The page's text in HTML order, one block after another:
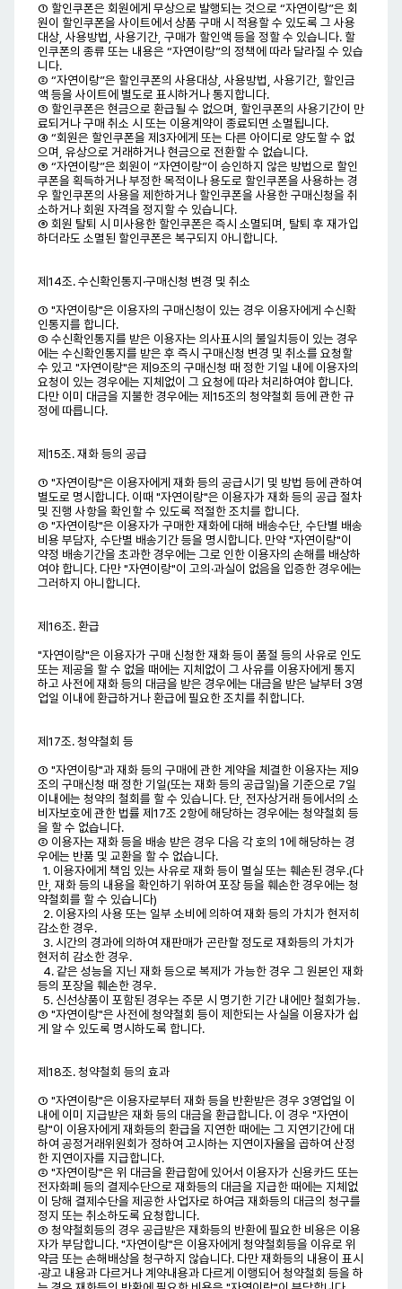
① 할인쿠폰은 회원에게 무상으로 발행되는 것으로 “자연이랑”은 회
원이 할인쿠폰을 사이트에서 상품 구매 시 적용할 수 있도록 그 사용
대상, 사용방법, 사용기간, 구매가 할인액 등을 정할 수 있습니다. 할
인쿠폰의 종류 또는 내용은 “자연이랑”의 정책에 따라 달라질 수 있습
니다.
② “자연이랑”은 할인쿠폰의 사용대상, 사용방법, 사용기간, 할인금
액 등을 사이트에 별도로 표시하거나 통지합니다.
③ 할인쿠폰은 현금으로 환급될 수 없으며, 할인쿠폰의 사용기간이 만
료되거나 구매 취소 시 또는 이용계약이 종료되면 소멸됩니다.
④ “회원은 할인쿠폰을 제3자에게 또는 다른 아이디로 양도할 수 없
으며, 유상으로 거래하거나 현금으로 전환할 수 없습니다.
⑤ “자연이랑”은 회원이 “자연이랑”이 승인하지 않은 방법으로 할인
쿠폰을 획득하거나 부정한 목적이나 용도로 할인쿠폰을 사용하는 경
우 할인쿠폰의 사용을 제한하거나 할인쿠폰을 사용한 구매신청을 취
소하거나 회원 자격을 정지할 수 있습니다.
⑥ 회원 탈퇴 시 미사용한 할인쿠폰은 즉시 소멸되며, 탈퇴 후 재가입
하더라도 소멸된 할인쿠폰은 복구되지 아니합니다.
제14조. 수신확인통지·구매신청 변경 및 취소
① "자연이랑"은 이용자의 구매신청이 있는 경우 이용자에게 수신확
인통지를 합니다.
② 수신확인통지를 받은 이용자는 의사표시의 불일치등이 있는 경우
에는 수신확인통지를 받은 후 즉시 구매신청 변경 및 취소를 요청할
수 있고 "자연이랑"은 제9조의 구매신청 때 정한 기일 내에 이용자의
요청이 있는 경우에는 지체없이 그 요청에 따라 처리하여야 합니다.
다만 이미 대금을 지불한 경우에는 제15조의 청약철회 등에 관한 규
정에 따릅니다.
제15조. 재화 등의 공급
① "자연이랑"은 이용자에게 재화 등의 공급시기 및 방법 등에 관하여
별도로 명시합니다. 이때 "자연이랑"은 이용자가 재화 등의 공급 절차
및 진행 사항을 확인할 수 있도록 적절한 조치를 합니다.
② "자연이랑"은 이용자가 구매한 재화에 대해 배송수단, 수단별 배송
비용 부담자, 수단별 배송기간 등을 명시합니다. 만약 "자연이랑"이
약정 배송기간을 초과한 경우에는 그로 인한 이용자의 손해를 배상하
여야 합니다. 다만 "자연이랑"이 고의·과실이 없음을 입증한 경우에는
그러하지 아니합니다.
제16조. 환급
"자연이랑"은 이용자가 구매 신청한 재화 등이 품절 등의 사유로 인도
또는 제공을 할 수 없을 때에는 지체없이 그 사유를 이용자에게 통지
하고 사전에 재화 등의 대금을 받은 경우에는 대금을 받은 날부터 3영
업일 이내에 환급하거나 환급에 필요한 조치를 취합니다.
제17조. 청약철회 등
① "자연이랑"과 재화 등의 구매에 관한 계약을 체결한 이용자는 제9
조의 구매신청 때 정한 기일(또는 재화 등의 공급일)을 기준으로 7일
이내에는 청약의 철회를 할 수 있습니다. 단, 전자상거래 등에서의 소
비자보호에 관한 법률 제17조 2항에 해당하는 경우에는 청약철회 등
을 할 수 없습니다.
② 이용자는 재화 등을 배송 받은 경우 다음 각 호의 1에 해당하는 경
우에는 반품 및 교환을 할 수 없습니다.
1. 이용자에게 책임 있는 사유로 재화 등이 멸실 또는 훼손된 경우.(다
만, 재화 등의 내용을 확인하기 위하여 포장 등을 훼손한 경우에는 청
약철회를 할 수 있습니다)
2. 이용자의 사용 또는 일부 소비에 의하여 재화 등의 가치가 현저히
감소한 경우.
3. 시간의 경과에 의하여 재판매가 곤란할 정도로 재화등의 가치가
현저히 감소한 경우.
4. 같은 성능을 지닌 재화 등으로 복제가 가능한 경우 그 원본인 재화
등의 포장을 훼손한 경우.
5. 신선상품이 포함된 경우는 주문 시 명기한 기간 내에만 철회가능.
③ "자연이랑"은 사전에 청약철회 등이 제한되는 사실을 이용자가 쉽
게 알 수 있도록 명시하도록 합니다.
제18조. 청약철회 등의 효과
① "자연이랑"은 이용자로부터 재화 등을 반환받은 경우 3영업일 이
내에 이미 지급받은 재화 등의 대금을 환급합니다. 이 경우 "자연이
랑"이 이용자에게 재화등의 환급을 지연한 때에는 그 지연기간에 대
하여 공정거래위원회가 정하여 고시하는 지연이자율을 곱하여 산정
한 지연이자를 지급합니다.
② "자연이랑"은 위 대금을 환급함에 있어서 이용자가 신용카드 또는
전자화폐 등의 결제수단으로 재화등의 대금을 지급한 때에는 지체없
이 당해 결제수단을 제공한 사업자로 하여금 재화등의 대금의 청구를
정지 또는 취소하도록 요청합니다.
③ 청약철회등의 경우 공급받은 재화등의 반환에 필요한 비용은 이용
자가 부담합니다. "자연이랑"은 이용자에게 청약철회등을 이유로 위
약금 또는 손해배상을 청구하지 않습니다. 다만 재화등의 내용이 표시
·광고 내용과 다르거나 계약내용과 다르게 이행되어 청약철회 등을 하